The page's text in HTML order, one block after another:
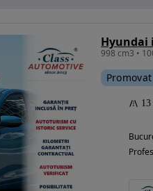
Promovat